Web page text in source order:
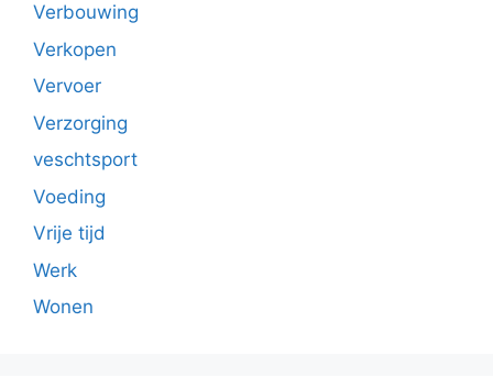
Verbouwing
Verkopen
Vervoer
Verzorging
veschtsport
Voeding
Vrije tijd
Werk
Wonen